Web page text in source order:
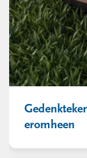
eromheen